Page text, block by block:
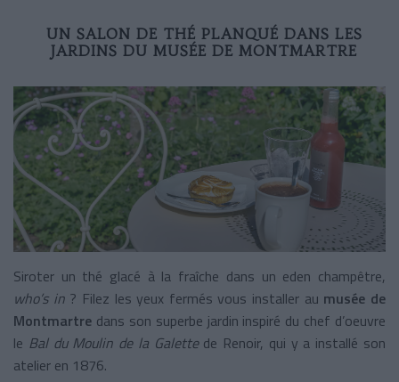
UN SALON DE THÉ PLANQUÉ DANS LES
JARDINS DU MUSÉE DE MONTMARTRE
Siroter un thé glacé à la fraîche dans un eden champêtre,
who’s in? Filez les yeux fermés vous installer au musée de
Montmartre dans son superbe jardin inspiré du chef d’oeuvre
le Bal du Moulin de la Galettede Renoir, qui y a installé son
atelier en 1876.